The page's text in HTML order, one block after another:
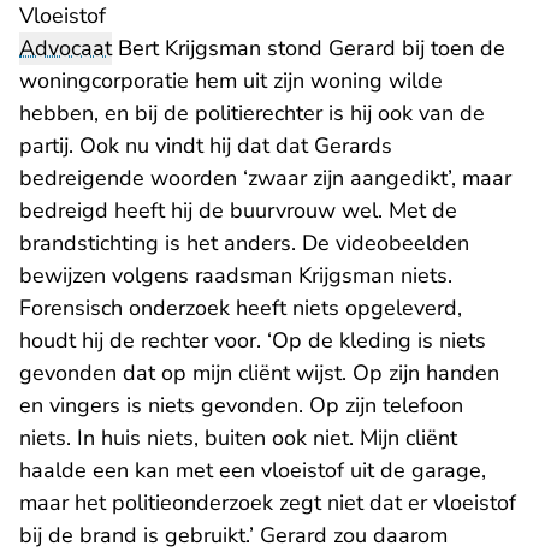
Vloeistof
AdvocaatBert Krijgsman stond Gerard bij toen de
woningcorporatie hem uit zijn woning wilde
hebben, en bij de politierechter is hij ook van de
partij. Ook nu vindt hij dat dat Gerards
bedreigende woorden ‘zwaar zijn aangedikt’, maar
bedreigd heeft hij de buurvrouw wel. Met de
brandstichting is het anders. De videobeelden
bewijzen volgens raadsman Krijgsman niets.
Forensisch onderzoek heeft niets opgeleverd,
houdt hij de rechter voor. ‘Op de kleding is niets
gevonden dat op mijn cliënt wijst. Op zijn handen
en vingers is niets gevonden. Op zijn telefoon
niets. In huis niets, buiten ook niet. Mijn cliënt
haalde een kan met een vloeistof uit de garage,
maar het politieonderzoek zegt niet dat er vloeistof
bij de brand is gebruikt.’ Gerard zou daarom